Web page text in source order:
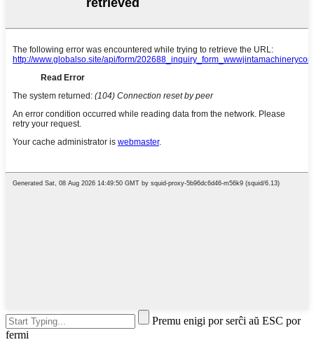
Premu enigi por serĉi aŭ ESC por
fermi